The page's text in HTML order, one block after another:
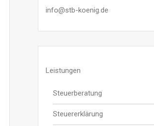
info@stb-koenig.de
Leistungen
Steuerberatung
Steuererklärung